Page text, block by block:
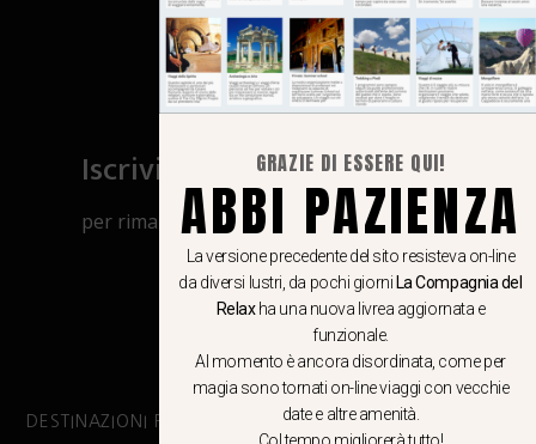
Iscriviti al canale Whatsapp
per rimanere aggiornato su viaggi, eventi
e notizie!
CLICCA QUI
DESTINAZIONI PRINCIPALI
GRAZIE DI ESSERE QUI!
ABBI PAZIENZA
La versione precedente del sito resisteva on-line
da diversi lustri, da pochi giorni La Compagnia del
Relaxha una nuova livrea aggiornata e
funzionale.
Al momento è ancora disordinata, come per
magia sono tornati on-line viaggi con vecchie
date e altre amenità.